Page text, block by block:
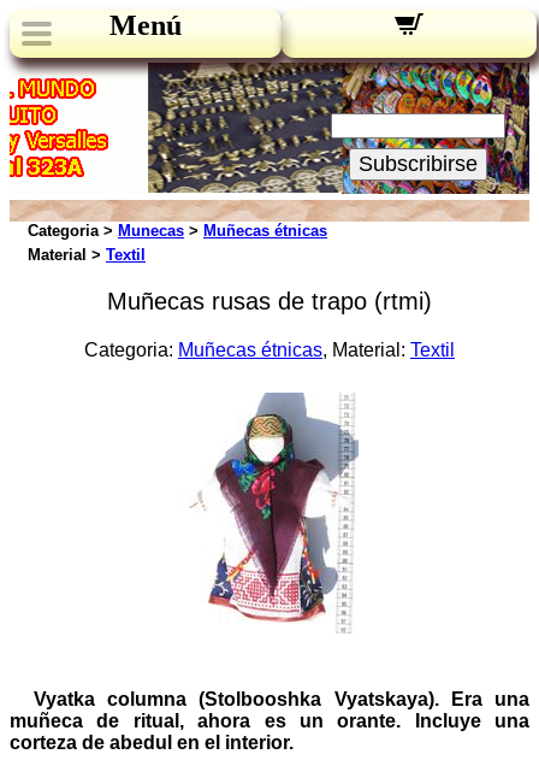
Menú
Novedades:
Su Email:
Subscribirse
Categoria > Munecas > Muñecas étnicas
Material > Textil
Muñecas rusas de trapo (rtmi)
Categoria: Muñecas étnicas, Material: Textil
Vyatka columna (Stolbooshka Vyatskaya). Era una
muñeca de ritual, ahora es un orante. Incluye una
corteza de abedul en el interior.